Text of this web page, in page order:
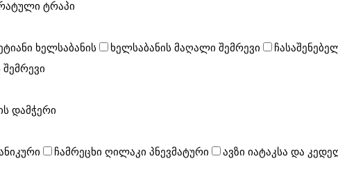
ტრაპი
ხელსაბანის ხელსაბანის მაღალი შემრევი
შემრევი
დამჭერი
ჩამრეცხი ღილაკი პნევმატური ავზი იატაკსა და